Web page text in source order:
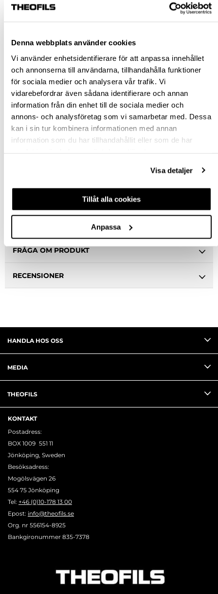
Denna webbplats använder cookies
Vi använder enhetsidentifierare för att anpassa innehållet
och annonserna till användarna, tillhandahålla funktioner
för sociala medier och analysera vår trafik. Vi
vidarebefordrar även sådana identifierare och annan
information från din enhet till de sociala medier och
annons- och analysföretag som vi samarbetar med. Dessa
kan i sin tur kombinera informationen med annan
information som du har tillhandahållit eller som de har
Visa detaljer
Tillåt alla cookies
Anpassa
KÖP
Jönköping huvudlager Beställningsvara
Jönköping butik Slut i lager
Malmö butik Slut i lager
Stockholm butik Slut i lager
Snabba leveranser
FRÅGA OM PRODUKT
RECENSIONER
HANDLA HOS OSS
MEDIA
THEOFILS
KONTAKT
Postadress:
BOX 1009 551 11
Jönköping, Sweden
Besöksadress:
Mogölsvägen 26
554 75 Jönköping
Tel: +46 (0)10-178 13 00
Epost: info@theofils.se
Org. nr 556154-8925
Bankgironummer 835-7378